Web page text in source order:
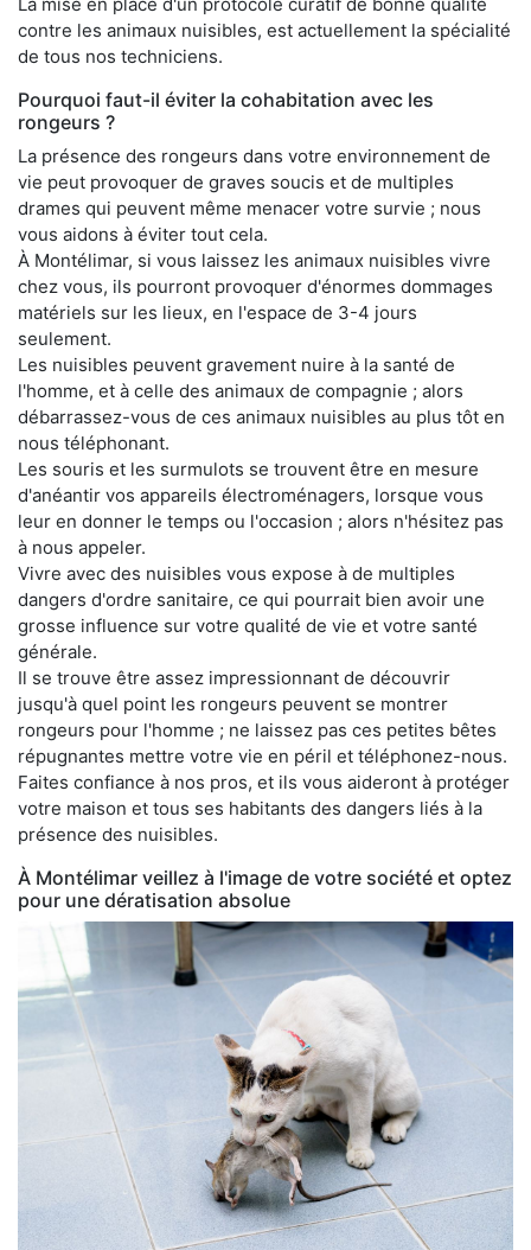
contre les animaux nuisibles, est actuellement la spécialité
de tous nos techniciens.
Pourquoi faut-il éviter la cohabitation avec les
rongeurs ?
La présence des rongeurs dans votre environnement de
vie peut provoquer de graves soucis et de multiples
drames qui peuvent même menacer votre survie ; nous
vous aidons à éviter tout cela.
À Montélimar, si vous laissez les animaux nuisibles vivre
chez vous, ils pourront provoquer d'énormes dommages
matériels sur les lieux, en l'espace de 3-4 jours
seulement.
Les nuisibles peuvent gravement nuire à la santé de
l'homme, et à celle des animaux de compagnie ; alors
débarrassez-vous de ces animaux nuisibles au plus tôt en
nous téléphonant.
Les souris et les surmulots se trouvent être en mesure
d'anéantir vos appareils électroménagers, lorsque vous
leur en donner le temps ou l'occasion ; alors n'hésitez pas
à nous appeler.
Vivre avec des nuisibles vous expose à de multiples
dangers d'ordre sanitaire, ce qui pourrait bien avoir une
grosse influence sur votre qualité de vie et votre santé
générale.
Il se trouve être assez impressionnant de découvrir
jusqu'à quel point les rongeurs peuvent se montrer
rongeurs pour l'homme ; ne laissez pas ces petites bêtes
répugnantes mettre votre vie en péril et téléphonez-nous.
Faites confiance à nos pros, et ils vous aideront à protéger
votre maison et tous ses habitants des dangers liés à la
présence des nuisibles.
À Montélimar veillez à l'image de votre société et optez
pour une dératisation absolue